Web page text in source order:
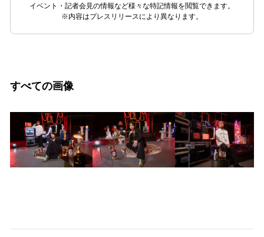
イベント・記者会見の情報など様々な特記情報を閲覧できます。
※内容はプレスリリースにより異なります。
すべての画像